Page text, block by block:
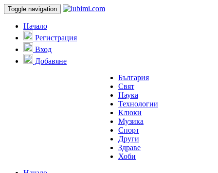
Toggle navigation
Начало
Регистрация
Вход
Добавяне
България
Свят
Наука
Технологии
Клюки
Музика
Спорт
Други
Здраве
Хоби